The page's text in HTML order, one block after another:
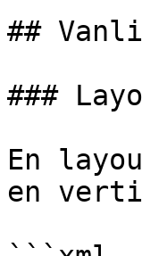
##
###
En
en